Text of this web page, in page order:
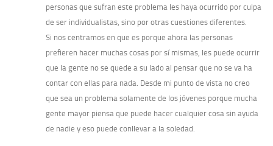
personas que sufran este problema les haya ocurrido por culpa
de ser individualistas, sino por otras cuestiones diferentes.
Si nos centramos en que es porque ahora las personas
prefieren hacer muchas cosas por sí mismas, les puede ocurrir
que la gente no se quede a su lado al pensar que no se va ha
contar con ellas para nada. Desde mi punto de vista no creo
que sea un problema solamente de los jóvenes porque mucha
gente mayor piensa que puede hacer cualquier cosa sin ayuda
de nadie y eso puede conllevar a la soledad.